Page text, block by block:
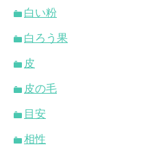
白い粉
白ろう果
皮
皮の毛
目安
相性